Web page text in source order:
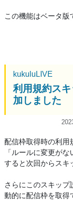
この機能はベータ版
kukuluLIVE
利用規約ス
加しました
配信枠取得時の利用
「ルールに変更が
すると次回からスキ
さらにこのスキップ
動的に配信枠を取得